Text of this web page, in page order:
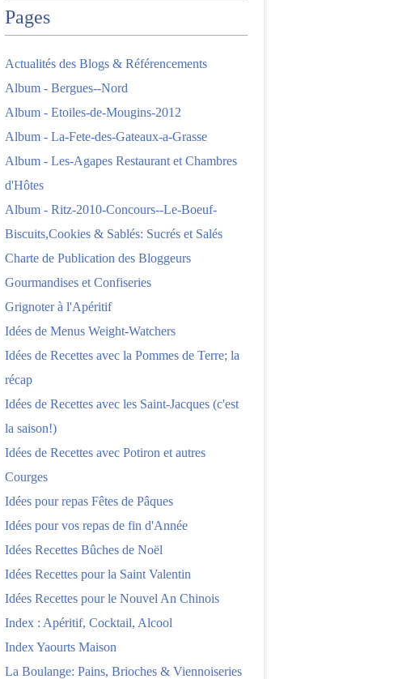
Pages
Actualités des Blogs & Référencements
Album - Bergues--Nord
Album - Etoiles-de-Mougins-2012
Album - La-Fete-des-Gateaux-a-Grasse
Album - Les-Agapes Restaurant et Chambres
d'Hôtes
Album - Ritz-2010-Concours--Le-Boeuf-
Biscuits,Cookies & Sablés: Sucrés et Salés
Charte de Publication des Bloggeurs
Gourmandises et Confiseries
Grignoter à l'Apéritif
Idées de Menus Weight-Watchers
Idées de Recettes avec la Pommes de Terre; la
récap
Idées de Recettes avec les Saint-Jacques (c'est
la saison!)
Idées de Recettes avec Potiron et autres
Courges
Idées pour repas Fêtes de Pâques
Idées pour vos repas de fin d'Année
Idées Recettes Bûches de Noël
Idées Recettes pour la Saint Valentin
Idées Recettes pour le Nouvel An Chinois
Index : Apéritif, Cocktail, Alcool
Index Yaourts Maison
La Boulange: Pains, Brioches & Viennoiseries